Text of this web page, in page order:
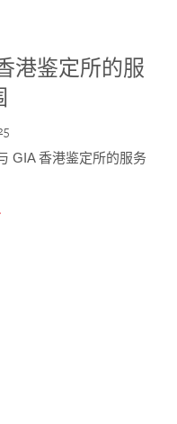
港鉴定所的服
GIA 香港鉴定所的服务